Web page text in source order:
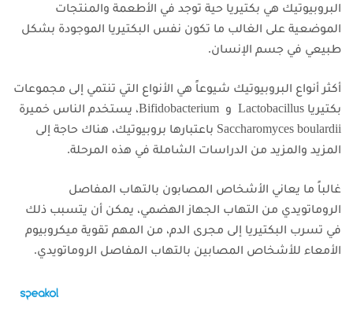
البروبيوتيك هي بكتيريا حية توجد في الأطعمة والمنتجات
الموضعية على الغالب ما تكون نفس البكتيريا الموجودة بشكل
طبيعي في جسم الإنسان.
أكثر أنواع البروبيوتيك شيوعاً هي الأنواع التي تنتمي إلى مجموعات
بكتيريا Lactobacillus و Bifidobacterium، يستخدم الناس خميرة
Saccharomyces boulardii باعتبارها بروبيوتيك،
هناك حاجة إلى
المزيد والمزيد من الدراسات الشاملة في هذه المرحلة.
غالباً ما يعاني الأشخاص المصابون بالتهاب المفاصل
الروماتويدي من التهاب الجهاز الهضمي، يمكن أن يتسبب ذلك
في تسرب البكتيريا إلى مجرى الدم، من المهم تقوية ميكروبيوم
الأمعاء للأشخاص المصابين بالتهاب المفاصل الروماتويدي.